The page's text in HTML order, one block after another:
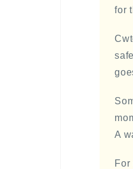
for
A
For